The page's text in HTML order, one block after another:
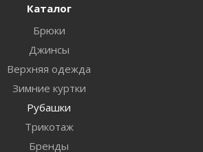
Каталог
Брюки
Джинсы
Верхняя одежда
Зимние куртки
Рубашки
Трикотаж
Бренды